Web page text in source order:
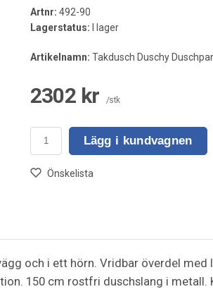
Artnr: 492-90
Lagerstatus: I lager
Artikelnamn: Takdusch Duschy
2302 kr /stk
Lägg i kundvagnen
Önskelista
och i ett hörn. Vridbar överdel med
150 cm rostfri duschslang i metall.